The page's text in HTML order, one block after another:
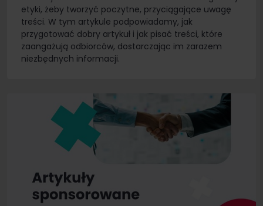
etyki, żeby tworzyć poczytne, przyciągające uwagę
treści. W tym artykule podpowiadamy, jak
przygotować dobry artykuł i jak pisać treści, które
zaangażują odbiorców, dostarczając im zarazem
niezbędnych informacji.